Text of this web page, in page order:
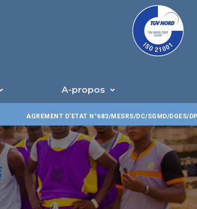
A-propos
AGREMENT D'ETAT N°683/MESRS/DC/SGMD/DGES/DPES/